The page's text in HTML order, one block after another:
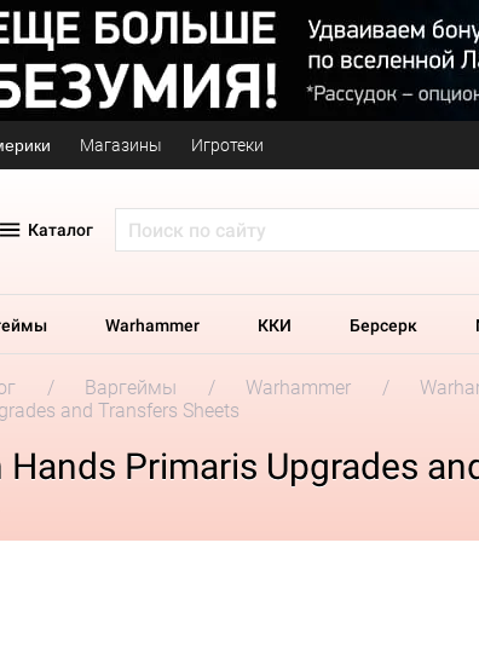
Магазины Игротеки
Каталог
Warhammer ККИ Берсерк
Варгеймы Warhammer
and Transfers Sheets
Primaris Upgrades